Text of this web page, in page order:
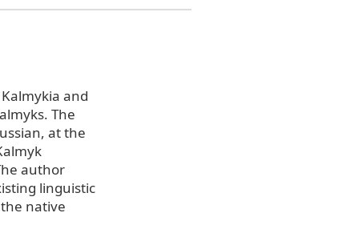
and
The
at the
author
linguistic
native